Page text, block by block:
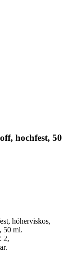
hochfest, 50
höherviskos,
50 ml.
2,